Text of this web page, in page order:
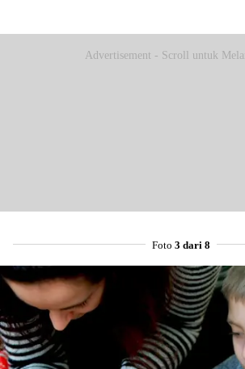
Advertisement - Scroll untuk
Foto 3 dari 8